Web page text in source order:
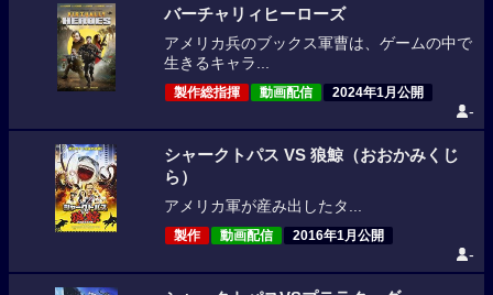
バーチャリィヒーローズ
アメリカ兵のブックス軍曹は、ゲームの中で
生きるキャラ...
製作総指揮 動画配信 2024年1月公開
-
シャークトパス VS 狼鯨（おおかみくじ
ら）
アメリカ軍が産み出したタ...
製作 動画配信 2016年1月公開
-